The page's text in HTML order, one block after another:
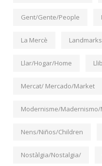
Gent/Gente/People
La Mercè Landmarks
Llar/Hogar/Home
Mercat/ Mercado/Market
Modernisme/
Nens/Niños/Children
Nostàlgia/Nostalgia/